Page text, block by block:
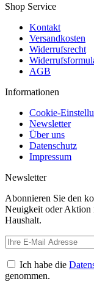
Shop Service
Kontakt
Versandkosten
Widerrufsrecht
AGB
Informationen
Cookie-
Newsletter
Über uns
Datenschutz
Impressum
Newsletter
Abonnieren Sie den
Neuigkeit oder Aktion
Haushalt.
Ich habe die
genommen.